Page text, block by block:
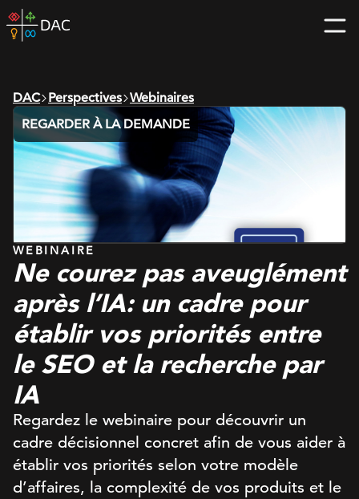
Skip
to
home
DAC Perspectives Webinaires
WEBINAIRE
Ne courez pas aveuglément
après l’IA: un cadre pour
établir vos priorités entre
le SEO et la recherche par
IA
Regardez le webinaire pour découvrir un
cadre décisionnel concret afin de vous aider à
établir vos priorités selon votre modèle
d’affaires, la complexité de vos produits et le
REGARDER À LA DEMANDE